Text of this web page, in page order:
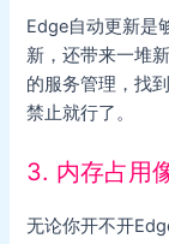
Edge自动更新是
新，还带来一堆
的服务管理，找
禁止就行了。
3. 内存占用
无论你开不开